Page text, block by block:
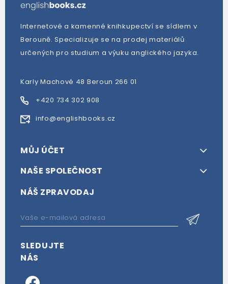
Internetové a kamenné knihkupectví se sídlem v
Berouně. Specializuje se na prodej materiálů
určených pro studium a výuku anglického jazyka.
Karly Machové 48 Beroun 266 01
+420 734 302 908
info@englishbooks.cz
MŮJ ÚČET
NAŠE SPOLEČNOST
NÁŠ ZPRAVODAJ
SLEDUJTE
NÁS